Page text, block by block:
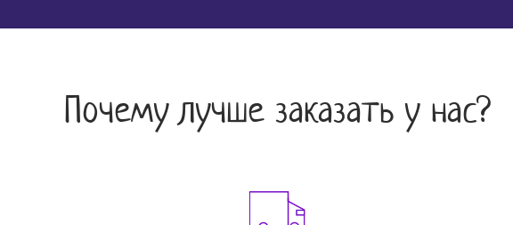
Почему лучше заказать у нас?